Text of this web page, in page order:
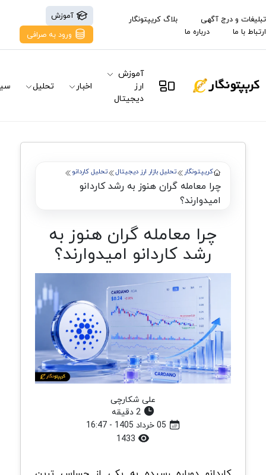
تبلیغات و درج آگهی
بلاگ کریپتونگار
ارتباط با ما
درباره ما
آموزش
ورود به صرافی
آموزش
ارز
دیجیتال
اخبار تحلیل
کریپتونگار تحلیل بازار ارز دیجیتال تحلیل کاردانو
چرا معامله گران هنوز به رشد کاردانو
امیدوارند؟
چرا معامله گران هنوز به
رشد کاردانو امیدوارند؟
علی شکارچی
2 دقیقه